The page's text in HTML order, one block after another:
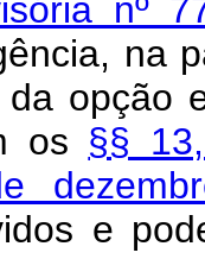
nº
na
opção
os §§
e